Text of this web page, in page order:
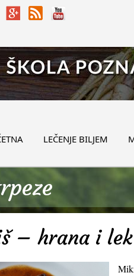
LEČENJE BILJEM
– hrana i lek